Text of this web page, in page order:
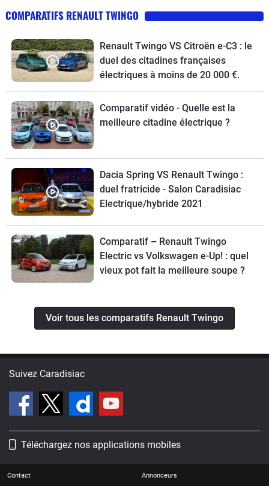
COMPARATIFS RENAULT TWINGO
Renault Twingo VS Citroën e-C3 : le
duel des citadines françaises
électriques à moins de 20 000 €.
Comparatif vidéo - Quelle est la
meilleure citadine électrique ?
Dacia Spring VS Renault Twingo :
duel fratricide - Salon Caradisiac
Electrique/hybride 2021
Comparatif – Renault Twingo
Electric vs Volkswagen e-Up! : quel
vieux pot fait la meilleure soupe ?
Voir tous les comparatifs Renault Twingo
Suivez Caradisiac
Téléchargez nos applications mobiles
Contact Annonceurs